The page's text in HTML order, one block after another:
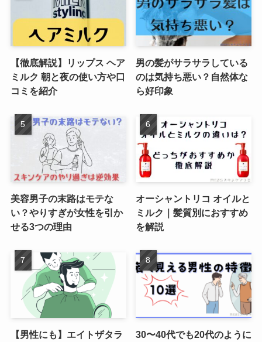
【徹底解説】リップス ヘア
ミルク 朝と夜の使い方や口
コミを紹介
男の髪がサラサラしている
のは気持ち悪い？自然体な
ら好印象
美容男子の末路はモテな
い？やりすぎが女性を引か
せる3つの理由
オーシャントリコ オイルと
ミルク｜髪質別におすすめ
を解説
【男性にも】エイトザタラ
30〜40代でも20代のように